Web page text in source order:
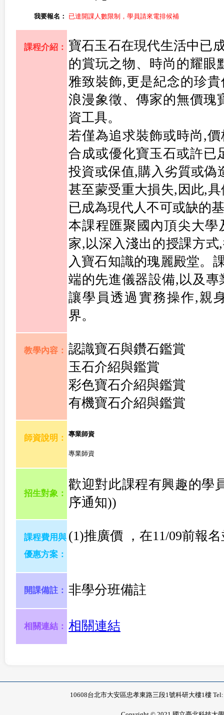
我要報名： 已達開課人數限制，學員請來電排候補
課程介紹：
寶石玉石在現代生活中已
的賞玩之物、時尚的耀眼
雅致裝飾,更是紀念的珍
浪漫象徵、傳家的無價瑰
資工具。
若僅為追求裝飾或時尚,
合成或優化寶玉石或許已
投資或保值,購入劣質或偽
甚至蒙受重大損失,因此,
已成為現代人不可或缺的
本課程匯聚國內頂尖大
家,以深入淺出的授課方
入寶石知識的瑰麗殿堂。
端的先進儀器設備,以及
讓學員透過實務操作,親
界。
教學內容： 認識寶石與鑽石鑑賞
玉石介紹與鑑賞
彩色寶石介紹與鑑賞
有機寶石介紹與鑑賞
師資說明： 專業師資
專業師資
招生對象：
歡迎對此課程有興趣的學
序通知))
課程費用與
優惠方案：
(1)推廣價 ，在11/09前報
開課備註： 非學分班備註
相關連結： 相關連結
10608台北市大安區忠孝東路三段1號科研大樓1樓